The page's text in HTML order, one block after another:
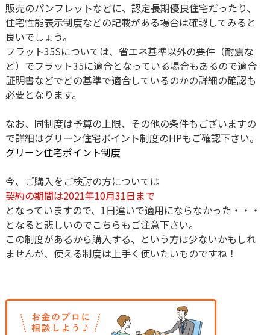
販売のパンフレットなどに、認定長期優良住宅だったり、
住宅性能表示制度などの記載がある場合は確認してみると
良いでしょう。
フラット35Sについては、省エネ基準以外の要件（耐震な
ど）でフラット35に適合となっている場合もあるので適合
証明書などでどの基準で適合しているのかの詳細の確認も
必要となります。
なお、同制度は予算の上限、その他の条件もございますの
で詳細はグリーン住宅ポイント制度のHPもご確認下さい。
グリーン住宅ポイント制度
今、ご購入をご検討の方については
契約の期間は2021年10月31日まで
となっていますので、1日違いで適用にならなかった・・・
となると悲しいのでこちらもご注意下さい。
この制度があるから購入する、という方は少ないかもしれ
ませんが、使える制度は上手く使いたいものですね！